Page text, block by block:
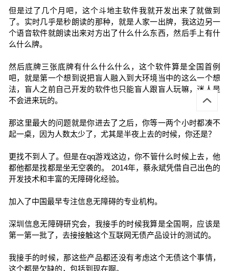
但是过了几个月吧，这个斗地主软件我就开发出来了就做到
了。实时几乎是秒朗读的那种，就是人家一出牌，我这边另一
个语音软件就朗读出来对方出了什么什么东西，然后手上有什
么什么牌。
然后底牌三张底牌有什么什么什么，这个软件算是全国首例
吧，就是第一个想到说把盲人融入到大环境当中的这么一个想
法，盲人之前自己开发的软件也只能盲人跟盲人玩嘛，迷人是
不会进来玩的。
那这里最大的问题就是你进去了之后，你等一两个小时都凑不
起一桌，因为人数太少了，尤其是半夜上去的时候，你还是？
更找不到人了。但是在qq游戏这边，你不管什么时候上去，他
都他都是找都是坐无空袭的。 2014年，蔡永斌凭借自己出色的
开发技术和丰富的无障碍化经验。
加入了中国最早专注信息无障碍的专业机构。
深圳信息无障碍研究会，我接手的时候我算是全国啊，应该是
第一第一批了，去接接触这个互联网无债产品设计的测试的。
我接手的时候，那这些产品都还没有考虑这个无债这个事情，
这个都是欠缺的，包括到现在啊。